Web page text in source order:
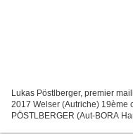
Lukas Pöstlberger, premier
2017 Welser (Autriche) 19ème
PÖSTLBERGER (Aut-BORA